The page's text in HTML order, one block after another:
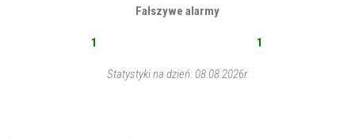
Fałszywe alarmy
1 1
Statystyki na dzień: 08.08.2026r.